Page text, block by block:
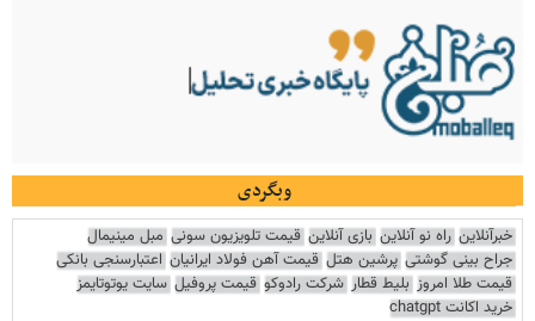
وبگردی
خبرآنلاین راه نو آنلاین بازی آنلاین قیمت تلویزیون سونی مبل مینیمال
جراح بینی گوشتی پرشین هتل قیمت آهن فولاد ایرانیان اعتبارسنجی بانکی
قیمت طلا امروز بلیط قطار شرکت رادوکو قیمت پروفیل سایت یوتوتایمز
خرید اکانت chatgpt